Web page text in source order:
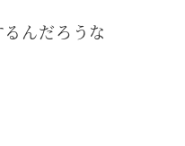
んだろうな